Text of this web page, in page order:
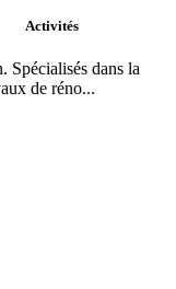
Activités
Spécialisés dans la
de réno...